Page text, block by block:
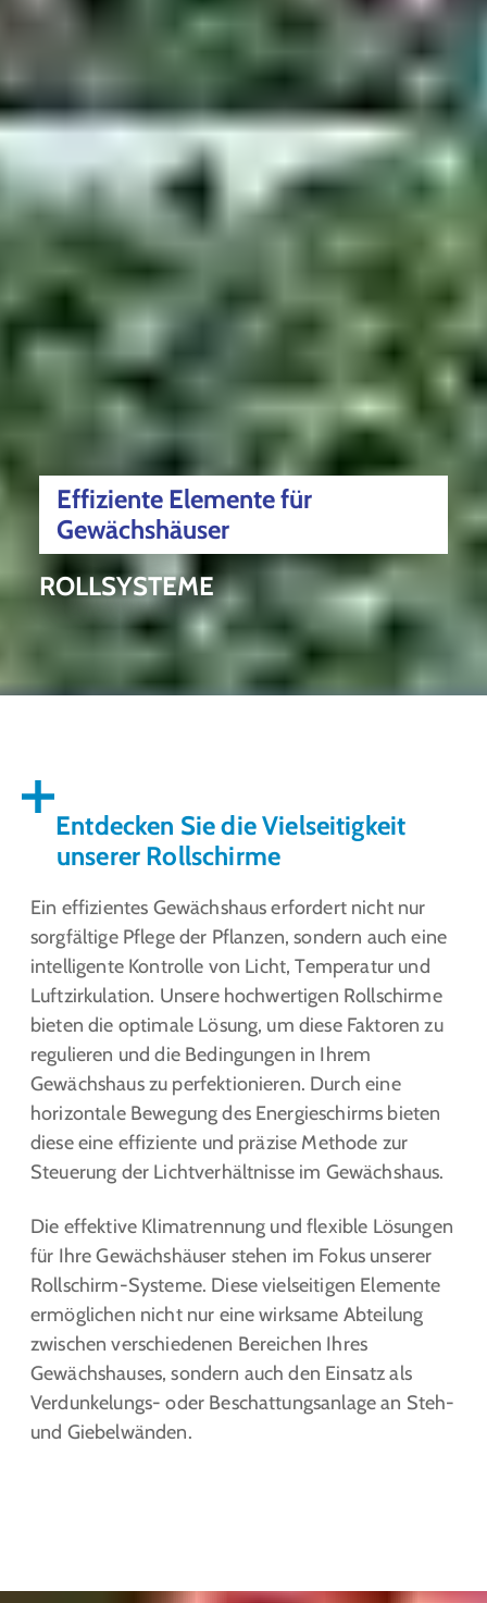
ROLLSYSTEME
Effiziente Elemente für
Gewächshäuser
Entdecken Sie die Vielseitigkeit
unserer Rollschirme
Ein effizientes Gewächshaus erfordert nicht nur
sorgfältige Pflege der Pflanzen, sondern auch eine
intelligente Kontrolle von Licht, Temperatur und
Luftzirkulation. Unsere hochwertigen Rollschirme
bieten die optimale Lösung, um diese Faktoren zu
regulieren und die Bedingungen in Ihrem
Gewächshaus zu perfektionieren. Durch eine
horizontale Bewegung des Energieschirms bieten
diese eine effiziente und präzise Methode zur
Steuerung der Lichtverhältnisse im Gewächshaus.
Die effektive Klimatrennung und flexible Lösungen
für Ihre Gewächshäuser stehen im Fokus unserer
Rollschirm-Systeme. Diese vielseitigen Elemente
ermöglichen nicht nur eine wirksame Abteilung
zwischen verschiedenen Bereichen Ihres
Gewächshauses, sondern auch den Einsatz als
Verdunkelungs- oder Beschattungsanlage an Steh-
und Giebelwänden.